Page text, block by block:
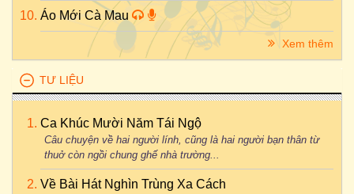
Áo Mới Cà Mau
Xem thêm
TƯ LIỆU
Ca Khúc Mười Năm Tái Ngộ
Câu chuyện về hai người lính, cũng là hai người bạn thân từ
thuở còn ngồi chung ghế nhà trường...
Về Bài Hát Nghìn Trùng Xa Cách